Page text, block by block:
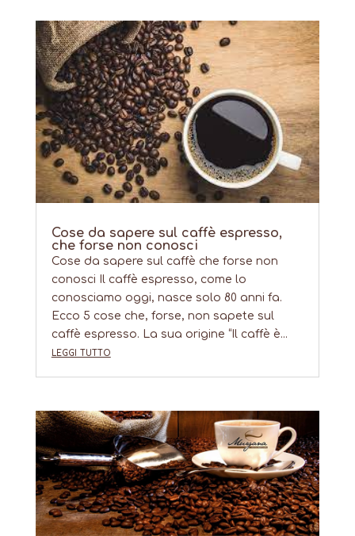
Cose da sapere sul caffè espresso,
che forse non conosci
Cose da sapere sul caffè che forse non
conosci Il caffè espresso, come lo
conosciamo oggi, nasce solo 80 anni fa.
Ecco 5 cose che, forse, non sapete sul
caffè espresso. La sua origine “Il caffè è...
leggi tutto